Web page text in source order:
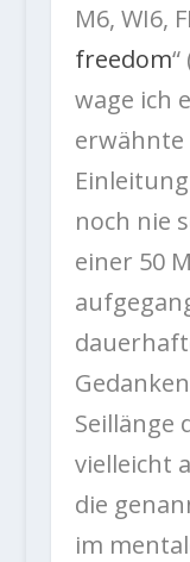
M6, WI6,
freedom
wage ich
erwähnte
noch nie
einer 50
Seillänge
vielleicht
die
im